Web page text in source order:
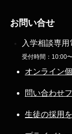
お問い合せ
入学相談専用
受付時間：10:00
オンライン
問い合わせ
生徒の採用